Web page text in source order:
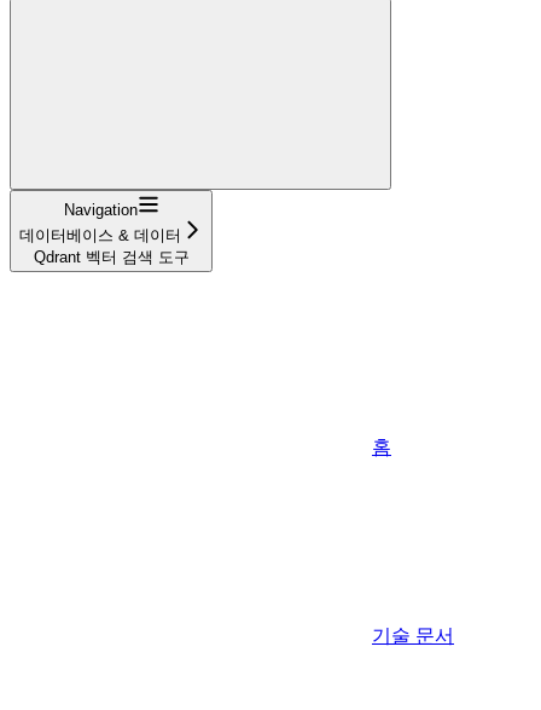
Navigation
데이터베이스 & 데이터
Qdrant 벡터 검색 도구
홈
기술 문서